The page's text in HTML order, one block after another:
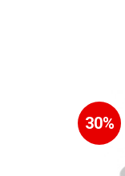
30%